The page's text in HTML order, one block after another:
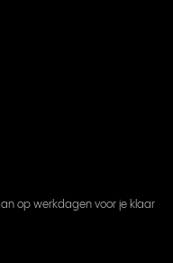
op werkdagen voor je klaar